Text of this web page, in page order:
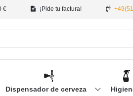
€ ¡Pide tu factura!
Dispensador de cerveza